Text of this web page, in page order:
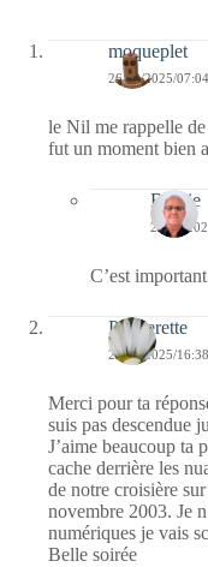
moqueplet
26/09/2025/07:04
le Nil me rappelle
fut un moment bien
Bernie
27/09/
C’est
Paquerette
22/09/2025/16:38
Merci pour ta
suis pas descendue
J’aime beaucoup ta
cache derrière les
de notre croisière
novembre 2003. Je
numériques je vais
Belle soirée